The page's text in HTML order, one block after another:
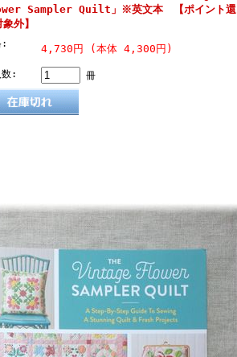
Sampler Quilt」※英文本 【ポイント還
外】
: 4,730円 (本体 4,300円)
数: 冊